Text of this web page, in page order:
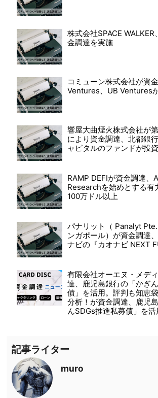
株式会社SPACE WALKER
金調達を実施
コミューン株式会社が資
Ventures、UB Ventures
響屋大曲煙火株式会社が
により資金調達、北都銀
ャピタルのファンドが投資
RAMP DEFIが資金調達、
Researchを始めとする有
100万ドル以上
パナリット（ Panalyt
ンガポール）が資金調達
ナビの『カオナビ NEXT
有限会社オーエヌ・メデ
達、鹿児島銀行の「かぎ
債」を活用。評判も知恵
分析！が資金調達、鹿児
んSDGs推進私募債」を活
記事ライター
muro